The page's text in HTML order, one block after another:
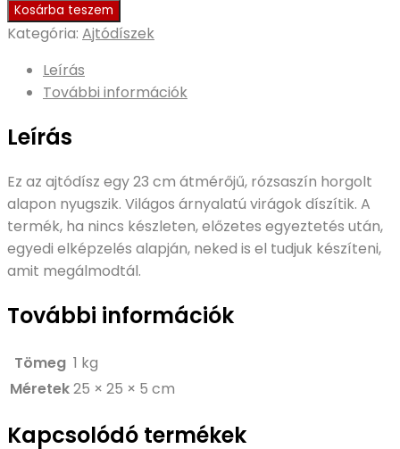
Kosárba teszem
Kategória: Ajtódíszek
Leírás
További információk
Leírás
Ez az ajtódísz egy 23 cm átmérőjű, rózsaszín horgolt
alapon nyugszik. Világos árnyalatú virágok díszítik. A
termék, ha nincs készleten, előzetes egyeztetés után,
egyedi elképzelés alapján, neked is el tudjuk készíteni,
amit megálmodtál.
További információk
Tömeg 1 kg
Méretek25 × 25 × 5 cm
Kapcsolódó termékek